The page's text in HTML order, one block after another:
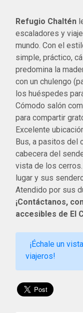
Refugio Chaltén
escaladores y
mundo. Con el
simple, práctico,
predomina la
con un chulengo
los huéspedes
Cómodo salón
para compartir
Excelente
Bus, a pasitos del
cabecera del
vista de los
lugar y sus
Atendido por sus
¡Contáctanos,
accesibles de El
¡Échale un
viajeros!